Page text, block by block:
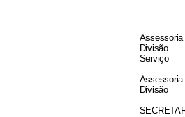
Assessoria
Divisão
Serviço
Assessoria
Divisão